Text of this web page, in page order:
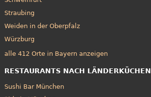
Straubing
Weiden in der Oberpfalz
Würzburg
alle 412 Orte in Bayern anzeigen
RESTAURANTS NACH LÄNDERKÜCHEN
Sushi Bar München